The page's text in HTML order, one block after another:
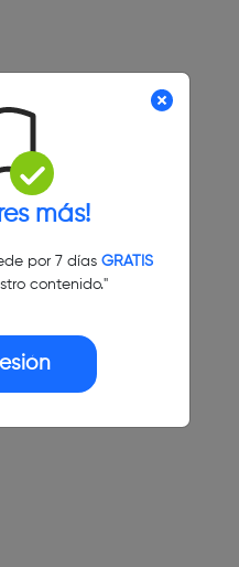
más!
por 7 días GRATIS
contenido."